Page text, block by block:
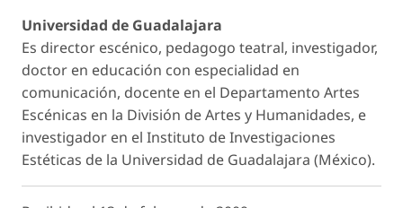
Universidad de Guadalajara
Es director escénico, pedagogo teatral, investigador,
doctor en educación con especialidad en
comunicación, docente en el Departamento Artes
Escénicas en la División de Artes y Humanidades, e
investigador en el Instituto de Investigaciones
Estéticas de la Universidad de Guadalajara (México).